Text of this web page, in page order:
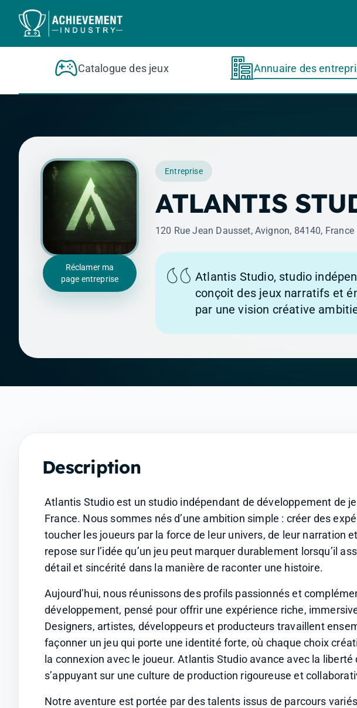
Aller au contenu principal
Catalogue des jeux Annuaire des
Réclamer ma
page entreprise
Entreprise
ATLANTIS
120 Rue Jean Dausset, Avignon, 84140, France
Atlantis Studio, studio
conçoit des jeux narratifs et
par une vision créative
Description
Atlantis Studio est un studio indépendant de développement de
France. Nous sommes nés d’une ambition simple : créer des
toucher les joueurs par la force de leur univers, de leur narration
repose sur l’idée qu’un jeu peut marquer durablement lorsqu’il
détail et sincérité dans la manière de raconter une histoire.
Aujourd’hui, nous réunissons des profils passionnés et
développement, pensé pour offrir une expérience riche,
Designers, artistes, développeurs et producteurs travaillent
façonner un jeu qui porte une identité forte, où chaque choix
la connexion avec le joueur. Atlantis Studio avance avec la
s’appuyant sur une culture de production rigoureuse et
Notre aventure est portée par des talents issus de parcours